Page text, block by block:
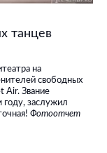
танцев
на
свободных
Air. Звание
заслужил
Фотоотчет